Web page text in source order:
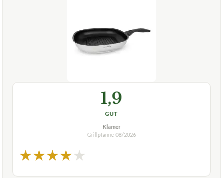
1,9
GUT
Klamer
Grillpfanne 08/2026
★★★★★